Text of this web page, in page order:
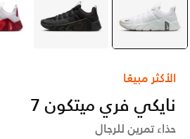
selected
أبيض أسود
الأكثر مبيعًا
نايكي فري ميتكون 7
حذاء تمرين للرجال